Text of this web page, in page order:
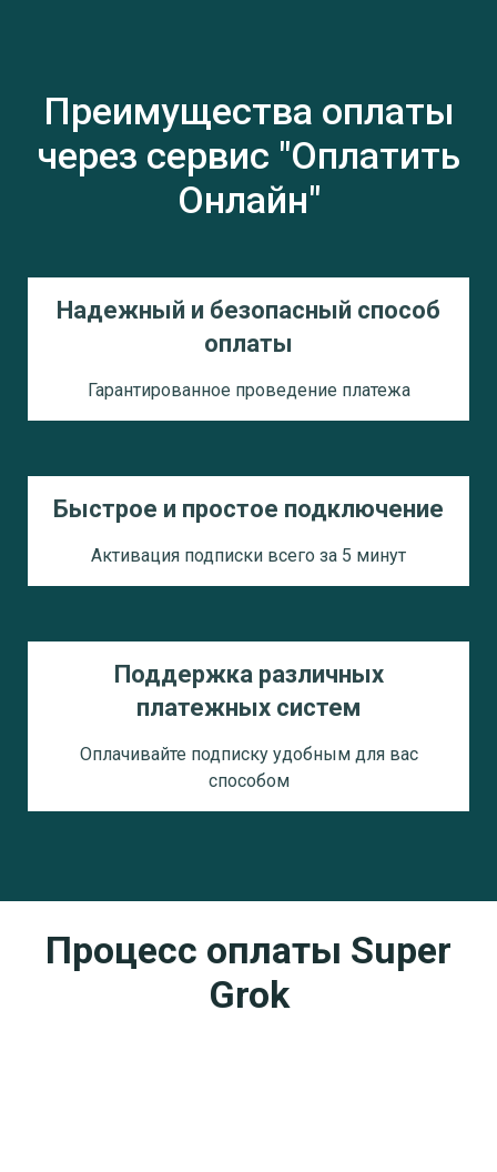
Преимущества оплаты
через сервис "Оплатить
Онлайн"
Надежный и безопасный способ
оплаты
Гарантированное проведение платежа
Быстрое и простое подключение
Активация подписки всего за 5 минут
Поддержка различных
платежных систем
Оплачивайте подписку удобным для вас
способом
Процесс оплаты Super
Grok